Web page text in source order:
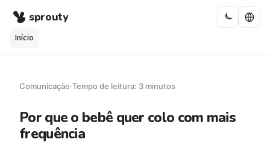
sprouty
Início
Comunicação·Tempo de leitura: 3 minutos
Por que o bebê quer colo com mais
frequência